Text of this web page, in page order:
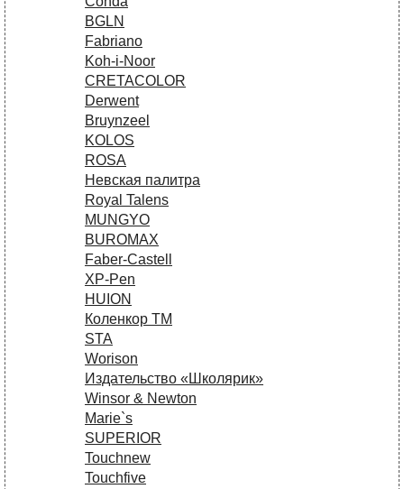
BGLN
Fabriano
Koh-i-Noor
CRETACOLOR
Derwent
Bruynzeel
KOLOS
ROSA
Невская палитра
Royal Talens
MUNGYO
BUROMAX
Faber-Castell
XP-Pen
HUION
Коленкор ТМ
STA
Worison
Издательство «Школярик»
Winsor & Newton
Marie`s
SUPERIOR
Touchnew
Touchfive